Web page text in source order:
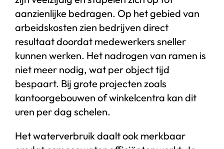
aanzienlijke bedragen. Op het gebied van
arbeidskosten zien bedrijven direct
resultaat doordat medewerkers sneller
kunnen werken. Het nadrogen van ramen is
niet meer nodig, wat per object tijd
bespaart. Bij grote projecten zoals
kantoorgebouwen of winkelcentra kan dit
uren per dag schelen.
Het waterverbruik daalt ook merkbaar